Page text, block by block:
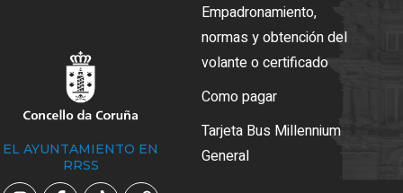
EL AYUNTAMIENTO EN
RRSS
Empadronamiento,
normas y obtención del
volante o certificado
Como pagar
Tarjeta Bus Millennium
General